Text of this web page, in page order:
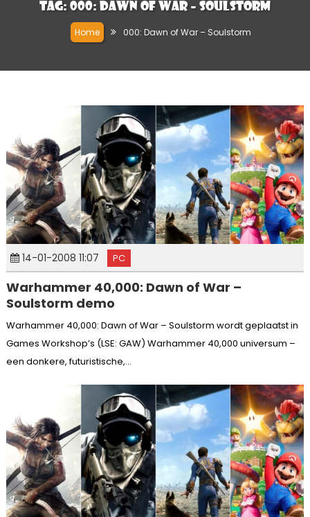
Tag: 000: Dawn of War – Soulstorm
Home 000: Dawn of War – Soulstorm
14-01-2008 11:07 PC
Warhammer 40,000: Dawn of War –
Soulstorm demo
Warhammer 40,000: Dawn of War – Soulstorm wordt geplaatst in
Games Workshop’s (LSE: GAW) Warhammer 40,000 universum –
een donkere, futuristische,...